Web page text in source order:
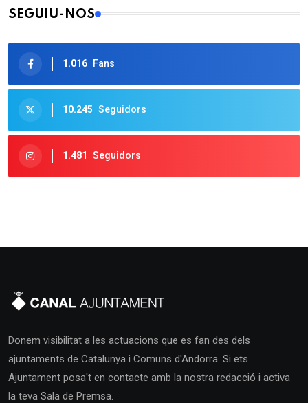
SEGUIU-NOS
1.016 Fans
10.245 Seguidors
1.481 Seguidors
Donem visibilitat a les actuacions que es fan des dels
ajuntaments de Catalunya i Comuns d'Andorra. Si ets
Ajuntament posa't en contacte amb la nostra redacció i activa
la teva Sala de Premsa.